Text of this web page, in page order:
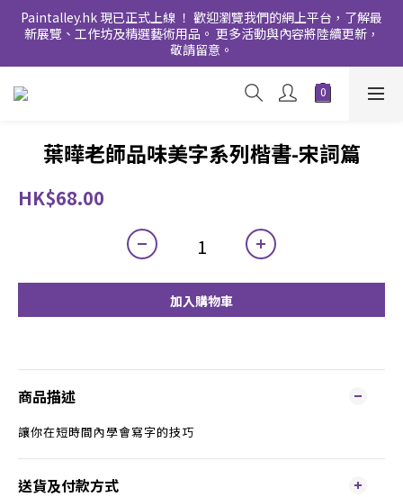
Paintalley.hk 現已正式上線 ！ 歡迎瀏覽我們的網上平台，了解最
新展覽、工作坊及精選藝術用品。 更多活動與內容將陸續更新，
敬請留意。
葉曄老師品味美字系列楷書-宋詞篇
HK$68.00
加入購物車
商品描述
讓你在短時間內學會寫字的技巧
送貨及付款方式